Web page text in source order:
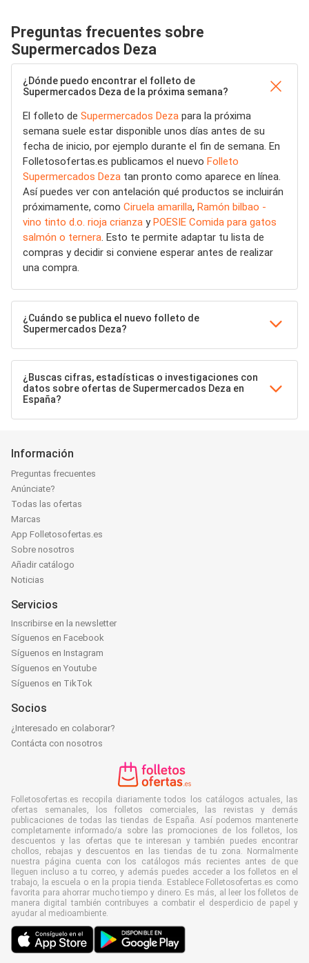
Preguntas frecuentes sobre
Supermercados Deza
¿Dónde puedo encontrar el folleto de
Supermercados Deza de la próxima semana?
El folleto de Supermercados Deza para la próxima
semana suele estar disponible unos días antes de su
fecha de inicio, por ejemplo durante el fin de semana. En
Folletosofertas.es publicamos el nuevo Folleto
Supermercados Deza tan pronto como aparece en línea.
Así puedes ver con antelación qué productos se incluirán
próximamente, como Ciruela amarilla, Ramón bilbao -
vino tinto d.o. rioja crianza yPOESIE Comida para gatos
salmón o ternera. Esto te permite adaptar tu lista de
compras y decidir si conviene esperar antes de realizar
una compra.
¿Cuándo se publica el nuevo folleto de
Supermercados Deza?
¿Buscas cifras, estadísticas o investigaciones con
datos sobre ofertas de Supermercados Deza en
España?
Información
Preguntas frecuentes
Anúnciate?
Todas las ofertas
Marcas
App Folletosofertas.es
Sobre nosotros
Añadir catálogo
Noticias
Servicios
Inscribirse en la newsletter
Síguenos en Facebook
Síguenos en Instagram
Síguenos en Youtube
Síguenos en TikTok
Socios
¿Interesado en colaborar?
Contácta con nosotros
Folletosofertas.es recopila diariamente todos los catálogos actuales, las
ofertas semanales, los folletos comerciales, las revistas y demás
publicaciones de todas las tiendas de España. Así podemos mantenerte
completamente informado/a sobre las promociones de los folletos, los
descuentos y las ofertas que te interesan y también puedes encontrar
chollos, rebajas y descuentos en las tiendas de tu zona. Normalmente
nuestra página cuenta con los catálogos más recientes antes de que
lleguen incluso a tu correo, y además puedes acceder a los folletos en el
trabajo, la escuela o en la propia tienda. Establece Folletosofertas.es como
favorita para ahorrar mucho tiempo y dinero. Es más, al leer los folletos de
manera digital también contribuyes a combatir el desperdicio de papel y
ayudar al medioambiente.